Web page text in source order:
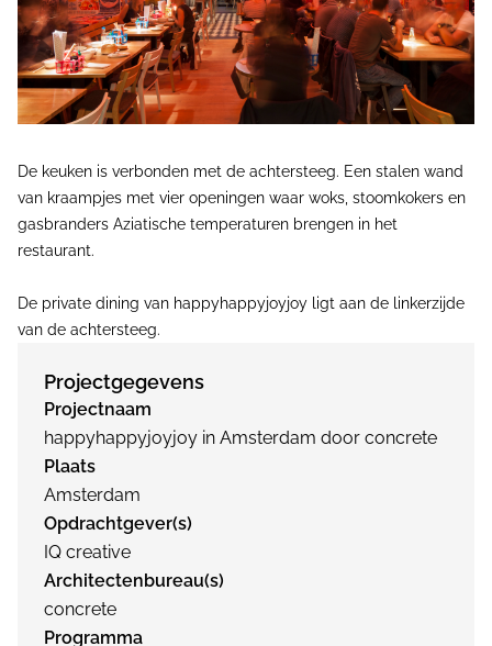
De keuken is verbonden met de achtersteeg. Een stalen wand
van kraampjes met vier openingen waar woks, stoomkokers en
gasbranders Aziatische temperaturen brengen in het
restaurant.
De private dining van happyhappyjoyjoy ligt aan de linkerzijde
van de achtersteeg.
Projectgegevens
Projectnaam
happyhappyjoyjoy in Amsterdam door concrete
Plaats
Amsterdam
Opdrachtgever(s)
IQ creative
Architectenbureau(s)
concrete
Programma